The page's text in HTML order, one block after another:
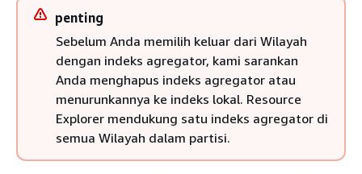
penting
Sebelum Anda memilih keluar dari Wilayah
dengan indeks agregator, kami sarankan
Anda menghapus indeks agregator atau
menurunkannya ke indeks lokal. Resource
Explorer mendukung satu indeks agregator di
semua Wilayah dalam partisi.